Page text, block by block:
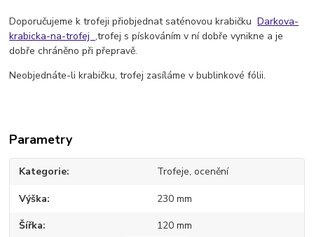
Doporučujeme k trofeji přiobjednat saténovou krabičkuDarkova-
krabicka-na-trofej,trofej s pískováním v ní dobře vynikne a je
dobře chráněno při přepravě.
Neobjednáte-li krabičku, trofej zasíláme v bublinkové fólii.
Parametry
Kategorie Trofeje, ocenění
Výška 230 mm
Šířka 120 mm